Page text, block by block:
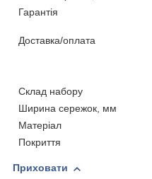
Гарантія
Доставка/оплата
Склад набору
Ширина сережок, мм
Матеріал
Покриття
Приховати